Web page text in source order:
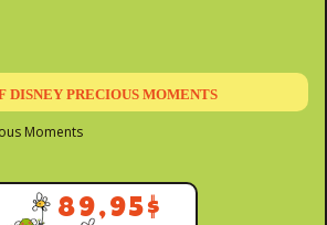
DISNEY PRECIOUS MOMENTS
Moments
89,95$